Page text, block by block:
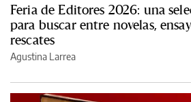
Feria de Editores 2026: una
para buscar entre novelas,
rescates
Agustina Larrea